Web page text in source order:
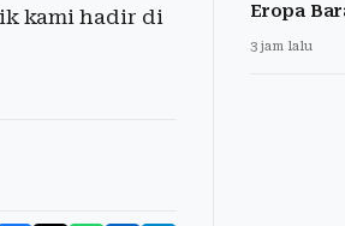
kami hadir di
Eropa
3 jam lalu